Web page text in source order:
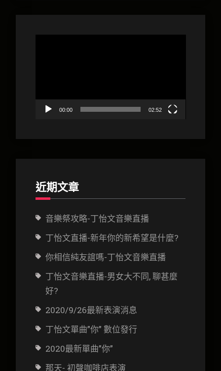
00:00 02:52
近期文章
音樂祭攻略-丁怡文音樂直播
丁怡文直播-新年你的新希望是什麼?
你相信純友誼嗎-丁怡文音樂直播
丁怡文音樂直播-男女大不同, 聊甚麼
好?
2020/9/26最新表演消息
丁怡文單曲”你” 數位發行
2020最新單曲”你”
那天- 初聲咖啡店表演